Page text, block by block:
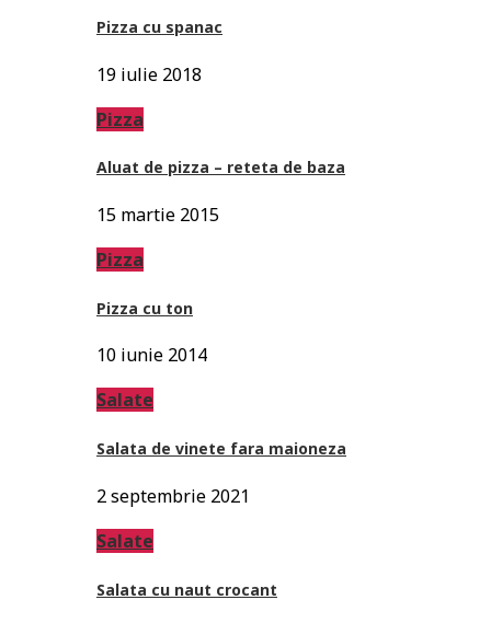
Pizza cu spanac
19 iulie 2018
Pizza
Aluat de pizza – reteta de baza
15 martie 2015
Pizza
Pizza cu ton
10 iunie 2014
Salate
Salata de vinete fara maioneza
2 septembrie 2021
Salate
Salata cu naut crocant